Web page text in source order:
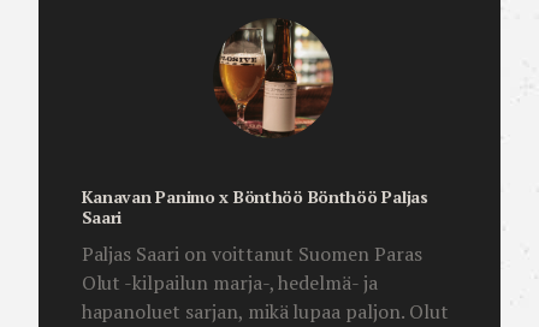
Kanavan Panimo x Bönthöö Bönthöö Paljas
Saari
Paljas Saari on voittanut Suomen Paras
Olut -kilpailun marja-, hedelmä- ja
hapanoluet sarjan, mikä lupaa paljon. Olut